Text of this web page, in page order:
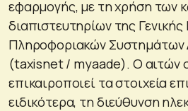
εφαρμογής, με τη χρήση των
διαπιστευτηρίων της
Πληροφοριακών Συστημάτων
(taxisnet / myaade). Ο αιτών
επικαιροποιεί τα στοιχεία
ειδικότερα, τη διεύθυνση